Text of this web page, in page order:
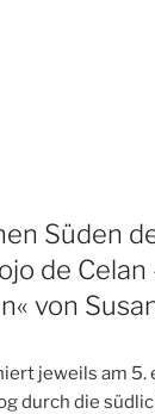
Süden
de Celan
von
jeweils am 5.
durch die